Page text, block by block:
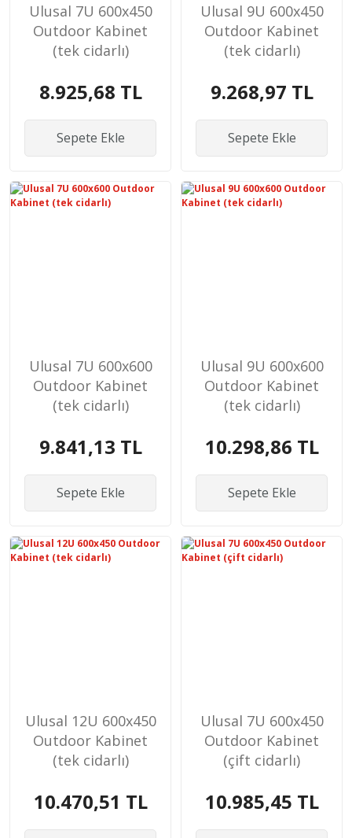
Ulusal 7U 600x450
Outdoor Kabinet
(tek cidarlı)
8.925,68 TL
Sepete Ekle
Ulusal 9U 600x450
Outdoor Kabinet
(tek cidarlı)
9.268,97 TL
Sepete Ekle
Ulusal 7U 600x600
Outdoor Kabinet
(tek cidarlı)
9.841,13 TL
Sepete Ekle
Ulusal 9U 600x600
Outdoor Kabinet
(tek cidarlı)
10.298,86 TL
Sepete Ekle
Ulusal 12U 600x450
Outdoor Kabinet
(tek cidarlı)
10.470,51 TL
Ulusal 7U 600x450
Outdoor Kabinet
(çift cidarlı)
10.985,45 TL